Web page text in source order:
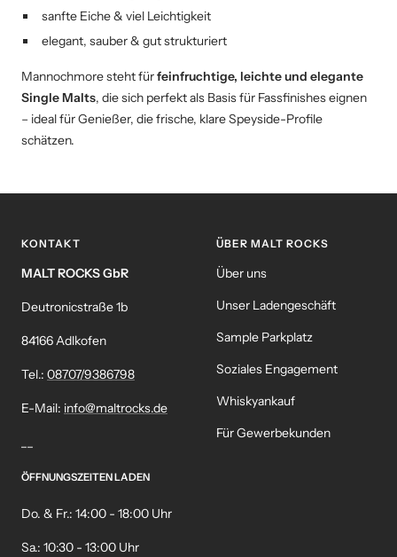
sanfte Eiche & viel Leichtigkeit
elegant, sauber & gut strukturiert
Mannochmore steht fürfeinfruchtige, leichte und elegante
Single Malts, die sich perfekt als Basis für Fassfinishes eignen
– ideal für Genießer, die frische, klare Speyside-Profile
schätzen.
KONTAKT
MALT ROCKS GbR
Deutronicstraße 1b
84166 Adlkofen
Tel.: 08707/9386798
E-Mail: info@maltrocks.de
ÖFFNUNGSZEITEN LADEN
Do. & Fr.: 14:00 - 18:00 Uhr
Sa.: 10:30 - 13:00 Uhr
ÜBER MALT ROCKS
Über uns
Unser Ladengeschäft
Sample Parkplatz
Soziales Engagement
Whiskyankauf
Für Gewerbekunden